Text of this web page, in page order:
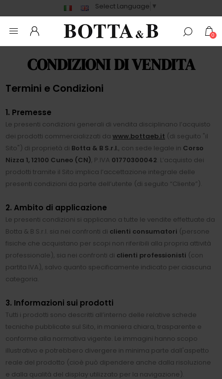
Select Language ▼
0
CONDIZIONI DI VENDITA
Termini e Condizioni
1. Premesse
Le presenti condizioni generali di vendita disciplinano l’acquisto
dei prodotti commercializzati dawww.bottaeb.it (di seguito "il
Sito") di proprietà di Botta & B S.r.l., con sede legale in Corso
Nizza 1, 12100 Cuneo (CN), P.IVA 01770300042 . L’acquisto dei
prodotti tramite il Sito implica l’accettazione integrale delle
presenti condizioni da parte dell’utente (di seguito “Cliente”).
2. Ambito di applicazione
Le presenti condizioni si applicano a tutte le vendite effettuate da
Botta & B S.r.l. sia nei confronti di clienti consumatori (persone
fisiche che acquistano per scopi non riferibili alla propria attività
professionale), sia nei confronti di clienti professionisti (con
partita IVA), salvo quanto specificamente indicato per ciascuna
categoria.
3. Informazioni sui prodotti
Tutti i prodotti sono descritti all’interno delle relative schede
tecniche pubblicate sul Sito, in maniera chiara, trasparente e
conforme alla normativa vigente. Le immagini hanno scopo
illustrativo e potrebbero divergere in minima parte dall'aspetto
reale del prodotto (cioè può dipendere anche dalla risoluzione
e dalla qualità del display utilizzato per la navigazione).